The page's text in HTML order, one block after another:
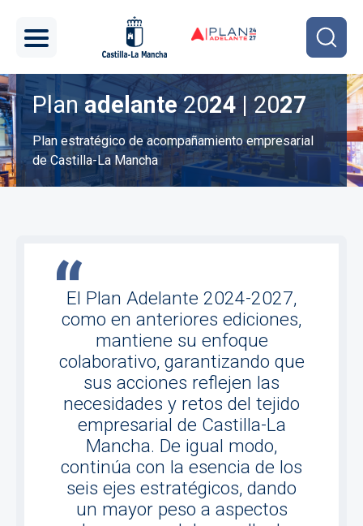
Plan adelante2024 |2027
Plan estratégico de acompañamiento empresarial
de Castilla-La Mancha
Imagen
El Plan Adelante 2024-2027,
como en anteriores ediciones,
mantiene su enfoque
colaborativo, garantizando que
sus acciones reflejen las
necesidades y retos del tejido
empresarial de Castilla-La
Mancha. De igual modo,
continúa con la esencia de los
seis ejes estratégicos, dando
un mayor peso a aspectos